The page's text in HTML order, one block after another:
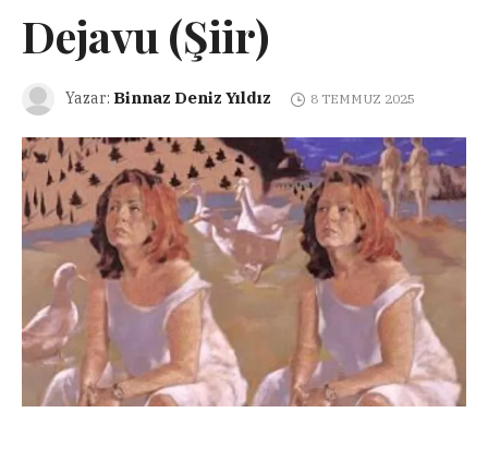
Dejavu (Şiir)
Yazar: Binnaz Deniz Yıldız 8 TEMMUZ 2025